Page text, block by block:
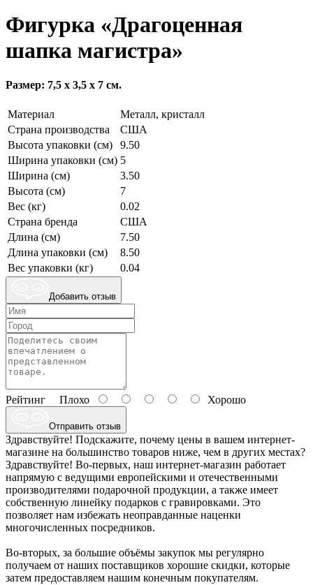
Фигурка «Драгоценная
шапка магистра»
Размер: 7,5 х 3,5 х 7 см.
Материал
Металл, кристалл
Страна производства
США
Высота упаковки (см)
9.50
Ширина упаковки (см) 5
Ширина (см)
3.50
Высота (см)
7
Вес (кг)
0.02
Страна бренда
США
Длина (см)
7.50
Длина упаковки (см)
8.50
Вес упаковки (кг)
0.04
Добавить отзыв
Рейтинг Плохо Хорошо
Отправить отзыв
Здравствуйте! Подскажите, почему цены в вашем интернет-
магазине на большинство товаров ниже, чем в других местах?
Здравствуйте! Во-первых, наш интернет-магазин работает
напрямую с ведущими европейскими и отечественными
производителями подарочной продукции, а также имеет
собственную линейку подарков с гравировками. Это
позволяет нам избежать неоправданные наценки
многочисленных посредников.
Во-вторых, за большие объёмы закупок мы регулярно
получаем от наших поставщиков хорошие скидки, которые
затем предоставляем нашим конечным покупателям.